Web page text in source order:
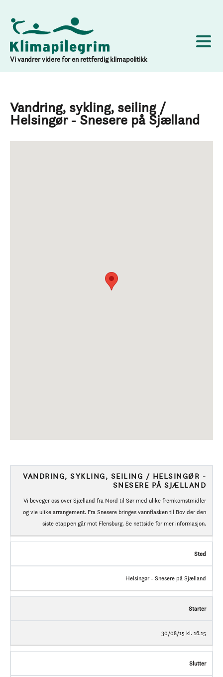
Vi vandrer videre for en rettferdig klimapolitikk
Vandring, sykling, seiling /
Helsingør - Snesere på Sjælland
VANDRING, SYKLING, SEILING / HELSINGØR -
SNESERE PÅ SJÆLLAND
Vi beveger oss over Sjælland fra Nord til Sør med ulike fremkomstmidler
og vie ulike arrangement. Fra Snesere bringes vannflasken til Bov der den
siste etappen går mot Flensburg. Se nettside for mer informasjon.
Sted
Helsingør - Snesere på Sjælland
Starter
30/08/15 kl. 16.15
Slutter